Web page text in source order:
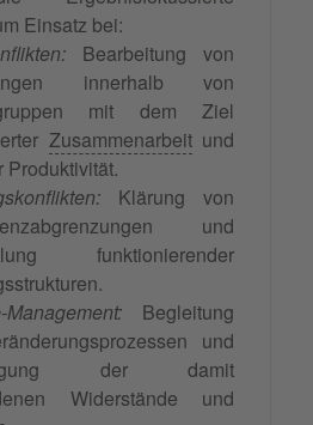
Einsatz bei:
Bearbeitung von
innerhalb von
mit dem Ziel
Zusammenarbeitund
Produktivität.
Klärung von
und
funktionierender
Management: Begleitung
und
der damit
Widerstände und